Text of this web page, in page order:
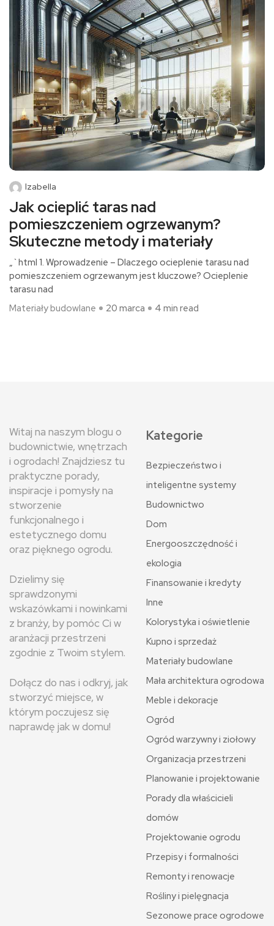
Izabella
Jak ocieplić taras nad
pomieszczeniem ogrzewanym?
Skuteczne metody i materiały
„`html 1. Wprowadzenie – Dlaczego ocieplenie tarasu nad
pomieszczeniem ogrzewanym jest kluczowe? Ocieplenie
tarasu nad
Materiały budowlane
20 marca 4 min read
Witaj na naszym blogu o
budownictwie, wnętrzach
i ogrodach! Znajdziesz tu
praktyczne porady,
inspiracje i pomysły na
stworzenie
funkcjonalnego i
estetycznego domu
oraz pięknego ogrodu.
Dzielimy się
sprawdzonymi
wskazówkami i nowinkami
z branży, by pomóc Ci w
aranżacji przestrzeni
zgodnie z Twoim stylem.
Dołącz do nas i odkryj, jak
stworzyć miejsce, w
którym poczujesz się
naprawdę jak w domu!
Kategorie
Bezpieczeństwo i
inteligentne systemy
Budownictwo
Dom
Energooszczędność i
ekologia
Finansowanie i kredyty
Inne
Kolorystyka i oświetlenie
Kupno i sprzedaż
Materiały budowlane
Mała architektura ogrodowa
Meble i dekoracje
Ogród
Ogród warzywny i ziołowy
Organizacja przestrzeni
Planowanie i projektowanie
Porady dla właścicieli
domów
Projektowanie ogrodu
Przepisy i formalności
Remonty i renowacje
Rośliny i pielęgnacja
Sezonowe prace ogrodowe